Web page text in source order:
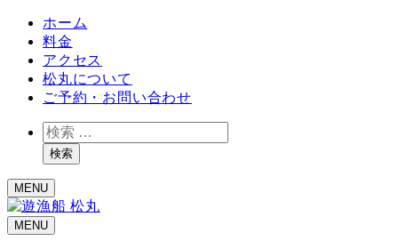
ホーム
料金
アクセス
松丸について
ご予約・お問い合わせ
検
索検索
MENU
MENU